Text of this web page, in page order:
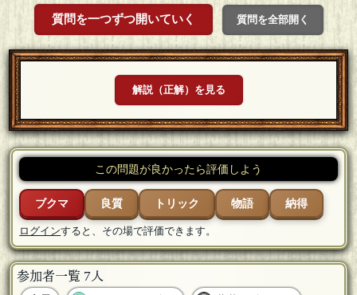
質問を一つずつ開いていく 質問を全部開く
解説（正解）を見る
この問題が良かったら評価しよう
ブクマ 良質 トリック 物語 納得
ログインすると、その場で評価できます。
参加者一覧 7人